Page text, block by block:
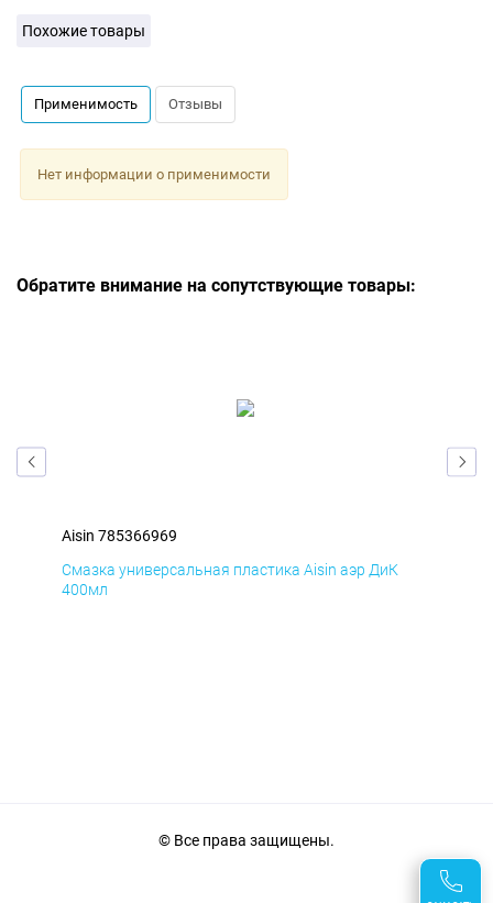
Похожие товары
Применимость Отзывы
Нет информации о применимости
Обратите внимание на сопутствующие товары:
Aisin 785366969
Смазка универсальная пластика Aisin аэр ДиК
400мл
© Все права защищены.